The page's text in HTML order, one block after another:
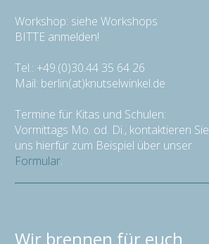
Workshop: siehe Workshops
BITTE anmelden!
Tel.: +49.(0)30.44 35 64 26
Mail: berlin(at)knutselwinkel.de
Termine für Kitas und Schulen:
Vormittags Mo. od. Di., kontaktieren Sie
uns hierfür zum Beispiel über unser
Formular.
Wir brennen für euch